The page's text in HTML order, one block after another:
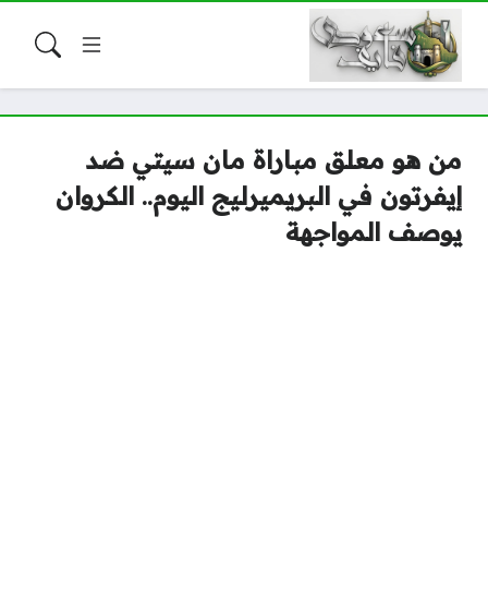
من هو معلق مباراة مان سيتي ضد
إيفرتون في البريميرليج اليوم.. الكروان
يوصف المواجهة